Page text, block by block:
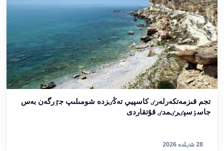
تجم قىزمەتكەرلەرٸ كاسپيي تەڭٸزدە شومىلىپ جٷرگەن بەس
جاسٶسپٸرٸمدٸ قۇتقاردى
28 شٸلدە 2026